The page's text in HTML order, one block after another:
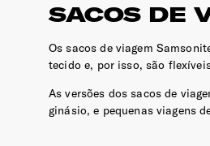
SACOS DE
Os sacos de viagem
tecido e, por isso, são
As versões dos sacos de
ginásio, e pequenas viagens